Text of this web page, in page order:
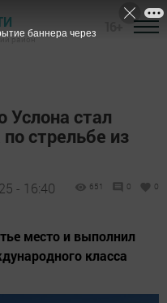
район
Услона стал
стрельбе из
- 16:40 651 0 0
место и выполнил
класса
баннера через